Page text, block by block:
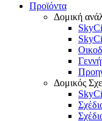
Προϊόντα
Δομική
Δομικός